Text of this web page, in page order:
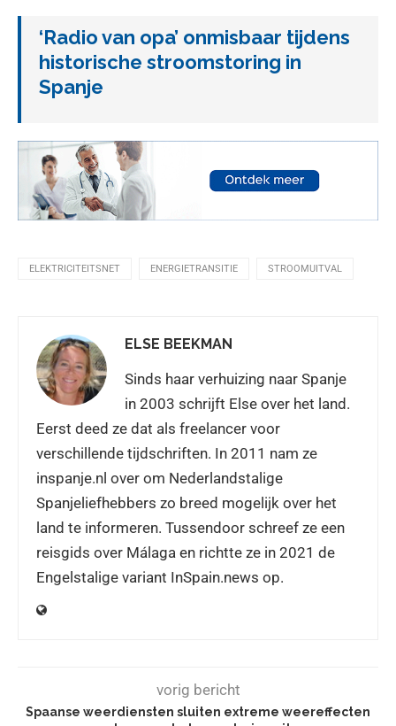
‘Radio van opa’ onmisbaar tijdens
historische stroomstoring in
Spanje
ELEKTRICITEITSNET ENERGIETRANSITIE STROOMUITVAL
ELSE BEEKMAN
Sinds haar verhuizing naar Spanje
in 2003 schrijft Else over het land.
Eerst deed ze dat als freelancer voor
verschillende tijdschriften. In 2011 nam ze
inspanje.nl over om Nederlandstalige
Spanjeliefhebbers zo breed mogelijk over het
land te informeren. Tussendoor schreef ze een
reisgids over Málaga en richtte ze in 2021 de
Engelstalige variant InSpain.news op.
vorig bericht
Spaanse weerdiensten sluiten extreme weereffecten